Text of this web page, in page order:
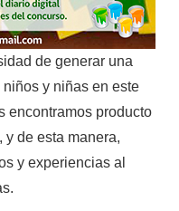
de generar una
y niñas en este
encontramos producto
de esta manera,
y experiencias al